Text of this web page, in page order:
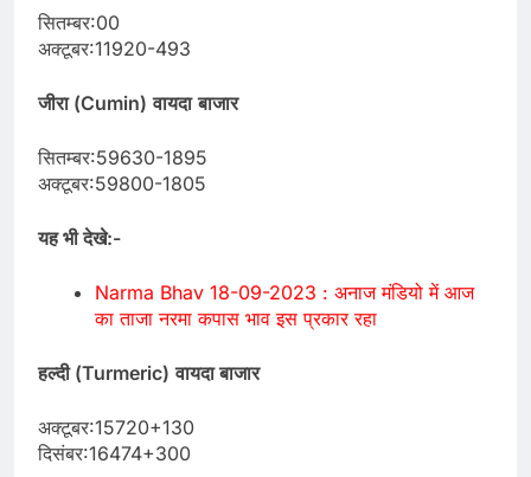
सितम्बर:00
अक्टूबर:11920-493
जीरा (Cumin) वायदा बाजार
सितम्बर:59630-1895
अक्टूबर:59800-1805
यह भी देखे:-
Narma Bhav 18-09-2023 : अनाज मंडियो में आज
का ताजा नरमा कपास भाव इस प्रकार रहा
हल्दी (Turmeric) वायदा बाजार
अक्टूबर:15720+130
दिसंबर:16474+300